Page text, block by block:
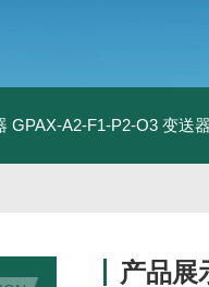
GPAX-A2-F1-P2-O3 变送
产品展